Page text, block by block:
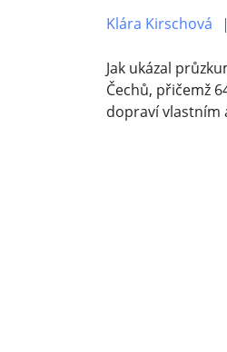
Klára Kirschová
Jak ukázal
Čechů, přičemž
dopraví vlastním